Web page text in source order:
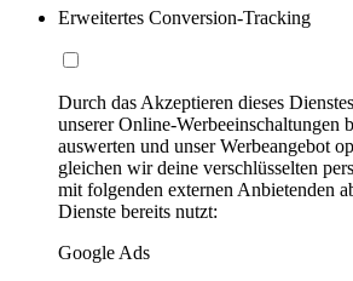
Erweitertes Conversion-Tracking
Durch das Akzeptieren dieses
unserer Online-Werbeeinschaltungen
auswerten und unser Werbeangebot
gleichen wir deine verschlüsselten
mit folgenden externen Anbietenden
Dienste bereits nutzt:
Google Ads